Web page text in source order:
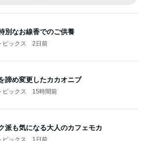
別なお線香でのご供養
ピックス 2日前
諦め変更したカカオニブ
ピックス 15時間前
派も気になる大人のカフェモカ
ピックス 1日前